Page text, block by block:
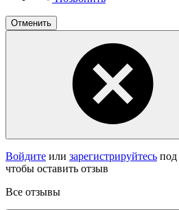
Отменить
Войдите или зарегистрируйтесь под
чтобы оставить отзыв
Все отзывы